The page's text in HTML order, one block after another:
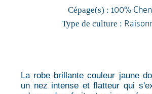
Cépage(s) : 100%
Type de culture :
La robe brillante couleur jaune
un nez intense et flatteur qui